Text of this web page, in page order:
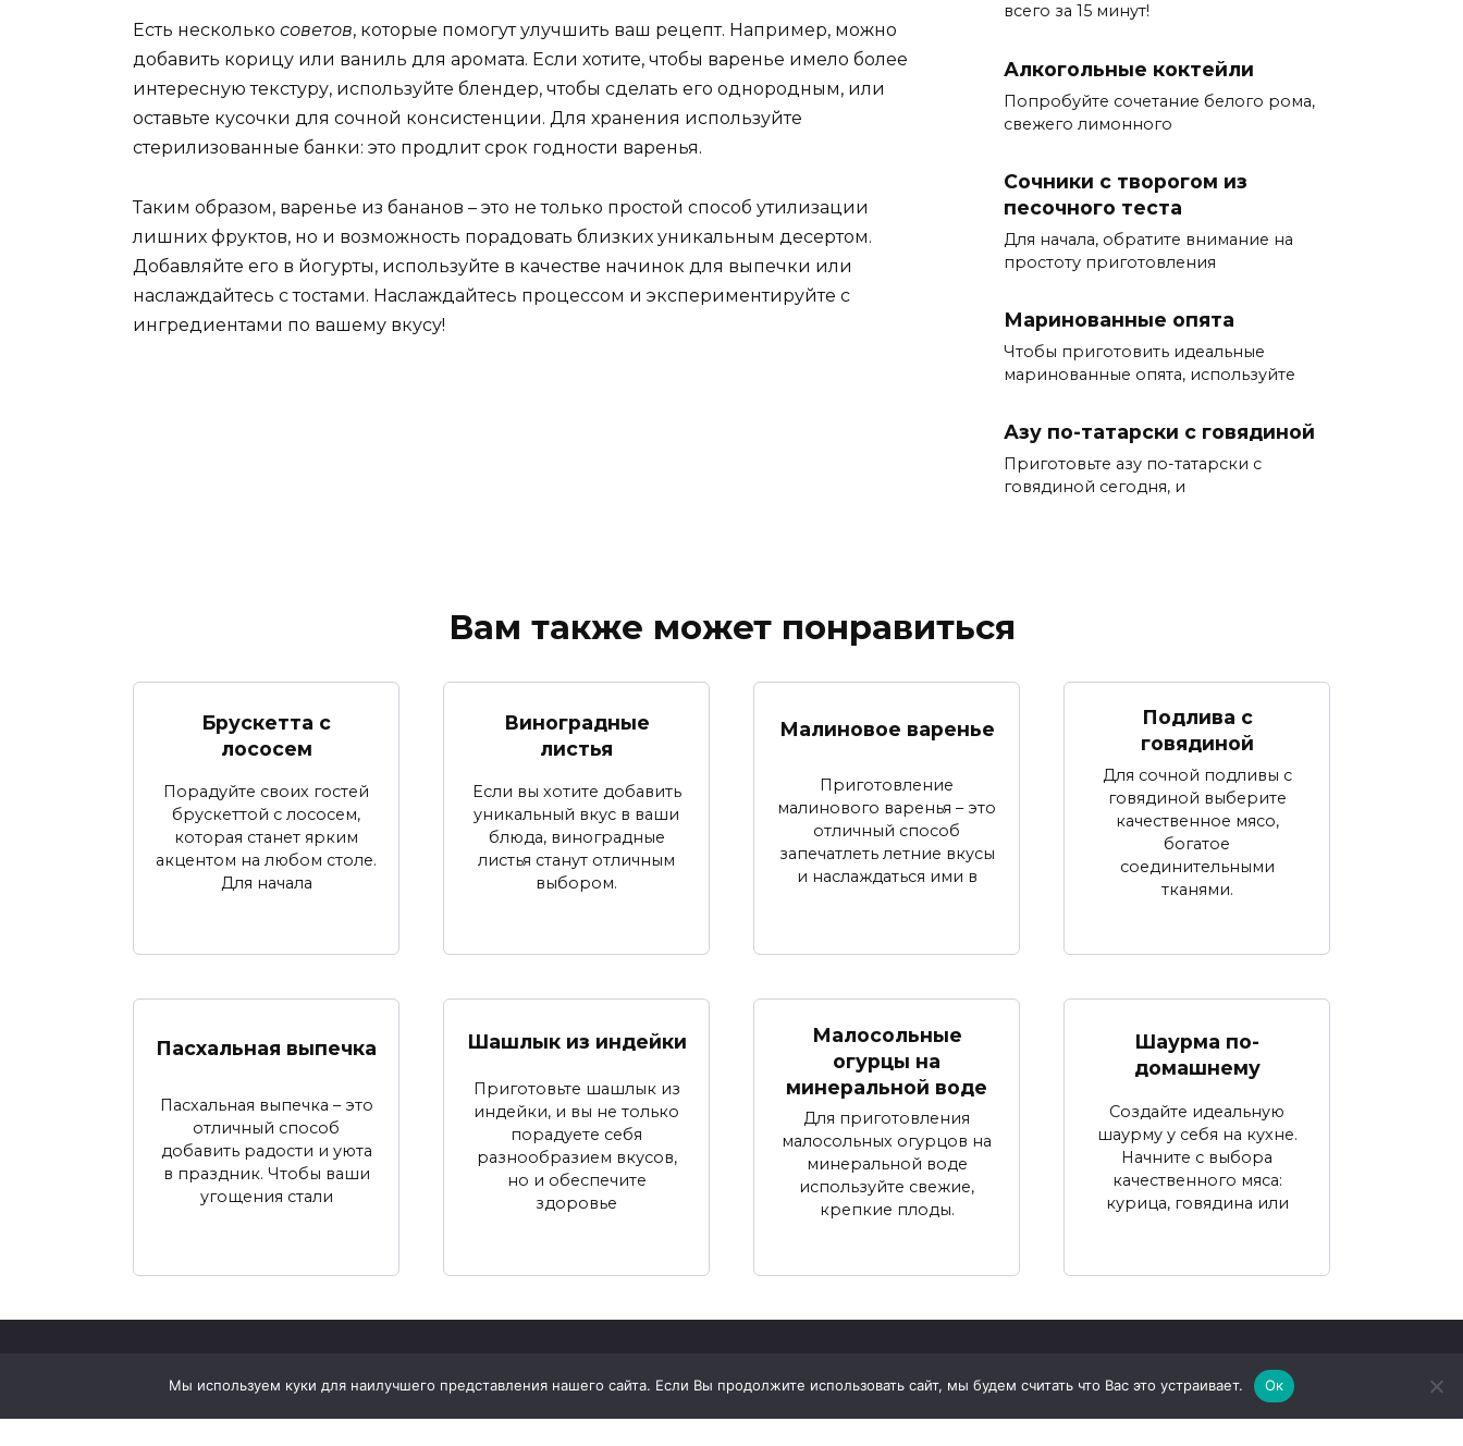
Есть несколько советов, которые помогут улучшить ваш рецепт. Например, можно
добавить корицу или ваниль для аромата. Если хотите, чтобы варенье имело более
интересную текстуру, используйте блендер, чтобы сделать его однородным, или
оставьте кусочки для сочной консистенции. Для хранения используйте
стерилизованные банки: это продлит срок годности варенья.
Таким образом, варенье из бананов – это не только простой способ утилизации
лишних фруктов, но и возможность порадовать близких уникальным десертом.
Добавляйте его в йогурты, используйте в качестве начинок для выпечки или
наслаждайтесь с тостами. Наслаждайтесь процессом и экспериментируйте с
ингредиентами по вашему вкусу!
всего за 15 минут!
Алкогольные коктейли
Попробуйте сочетание белого рома,
свежего лимонного
Сочники с творогом из
песочного теста
Для начала, обратите внимание на
простоту приготовления
Маринованные опята
Чтобы приготовить идеальные
маринованные опята, используйте
Азу по-татарски с говядиной
Приготовьте азу по-татарски с
говядиной сегодня, и
Вам также может понравиться
Брускетта с
лососем
Порадуйте своих гостей
брускеттой с лососем,
которая станет ярким
акцентом на любом столе.
Для начала
Виноградные
листья
Если вы хотите добавить
уникальный вкус в ваши
блюда, виноградные
листья станут отличным
выбором.
Малиновое варенье
Приготовление
малинового варенья – это
отличный способ
запечатлеть летние вкусы
и наслаждаться ими в
Подлива с
говядиной
Для сочной подливы с
говядиной выберите
качественное мясо,
богатое
соединительными
тканями.
Пасхальная выпечка
Пасхальная выпечка – это
отличный способ
добавить радости и уюта
в праздник. Чтобы ваши
угощения стали
Шашлык из индейки
Приготовьте шашлык из
индейки, и вы не только
порадуете себя
разнообразием вкусов,
но и обеспечите
здоровье
Малосольные
огурцы на
минеральной воде
Для приготовления
малосольных огурцов на
минеральной воде
используйте свежие,
крепкие плоды.
Шаурма по-
домашнему
Создайте идеальную
шаурму у себя на кухне.
Начните с выбора
качественного мяса:
курица, говядина или
© 2026 Рецепты для всех
Мы используем куки для наилучшего представления нашего сайта. Если Вы продолжите использовать сайт, мы будем считать что Вас это устраивает. Ок